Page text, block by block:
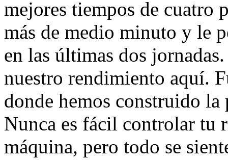
mejores tiempos de cuatro
más de medio minuto y le
en las últimas dos
nuestro rendimiento aquí.
donde hemos construido
Nunca es fácil controlar tu
máquina, pero todo se